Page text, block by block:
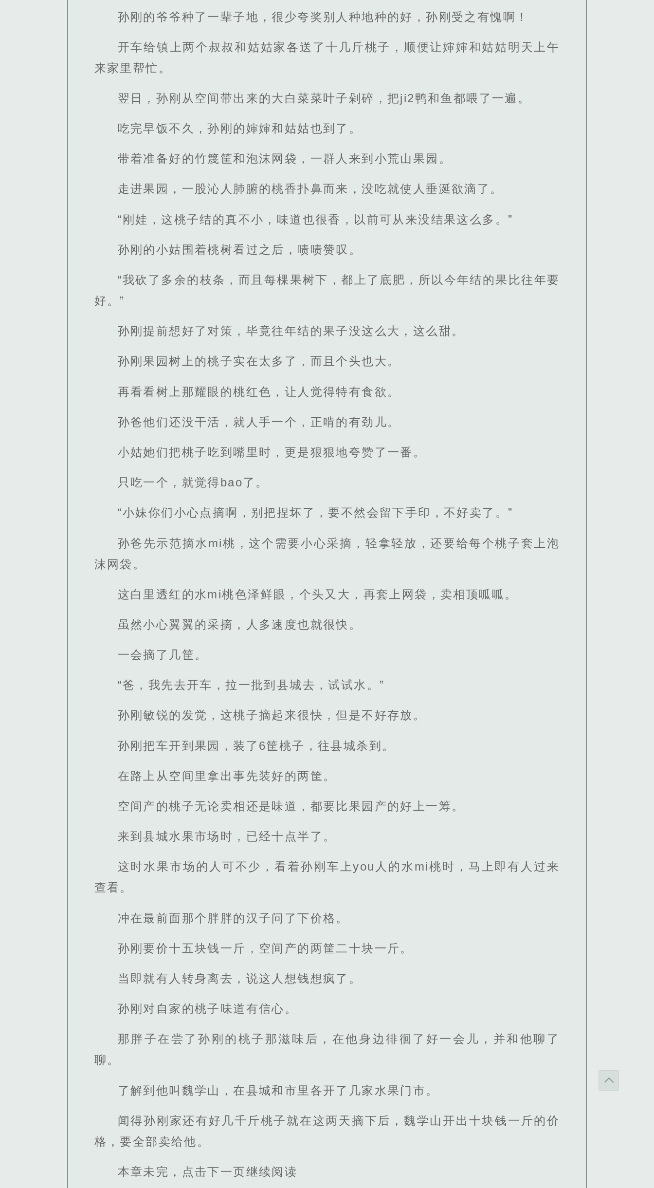
孙刚的爷爷种了一辈子地，很少夸奖别人种地种的好，孙刚受之有愧啊！
开车给镇上两个叔叔和姑姑家各送了十几斤桃子，顺便让婶婶和姑姑明天上午
来家里帮忙。
翌日，孙刚从空间带出来的大白菜菜叶子剁碎，把ji2鸭和鱼都喂了一遍。
吃完早饭不久，孙刚的婶婶和姑姑也到了。
带着准备好的竹篾筐和泡沫网袋，一群人来到小荒山果园。
走进果园，一股沁人肺腑的桃香扑鼻而来，没吃就使人垂涎欲滴了。
“刚娃，这桃子结的真不小，味道也很香，以前可从来没结果这么多。”
孙刚的小姑围着桃树看过之后，啧啧赞叹。
“我砍了多余的枝条，而且每棵果树下，都上了底肥，所以今年结的果比往年要
好。”
孙刚提前想好了对策，毕竟往年结的果子没这么大，这么甜。
孙刚果园树上的桃子实在太多了，而且个头也大。
再看看树上那耀眼的桃红色，让人觉得特有食欲。
孙爸他们还没干活，就人手一个，正啃的有劲儿。
小姑她们把桃子吃到嘴里时，更是狠狠地夸赞了一番。
只吃一个，就觉得bao了。
“小妹你们小心点摘啊，别把捏坏了，要不然会留下手印，不好卖了。”
孙爸先示范摘水mi桃，这个需要小心采摘，轻拿轻放，还要给每个桃子套上泡
沫网袋。
这白里透红的水mi桃色泽鲜眼，个头又大，再套上网袋，卖相顶呱呱。
虽然小心翼翼的采摘，人多速度也就很快。
一会摘了几筐。
“爸，我先去开车，拉一批到县城去，试试水。”
孙刚敏锐的发觉，这桃子摘起来很快，但是不好存放。
孙刚把车开到果园，装了6筐桃子，往县城杀到。
在路上从空间里拿出事先装好的两筐。
空间产的桃子无论卖相还是味道，都要比果园产的好上一筹。
来到县城水果市场时，已经十点半了。
这时水果市场的人可不少，看着孙刚车上you人的水mi桃时，马上即有人过来
查看。
冲在最前面那个胖胖的汉子问了下价格。
孙刚要价十五块钱一斤，空间产的两筐二十块一斤。
当即就有人转身离去，说这人想钱想疯了。
孙刚对自家的桃子味道有信心。
那胖子在尝了孙刚的桃子那滋味后，在他身边徘徊了好一会儿，并和他聊了
聊。
了解到他叫魏学山，在县城和市里各开了几家水果门市。
闻得孙刚家还有好几千斤桃子就在这两天摘下后，魏学山开出十块钱一斤的价
格，要全部卖给他。
本章未完，点击下一页继续阅读